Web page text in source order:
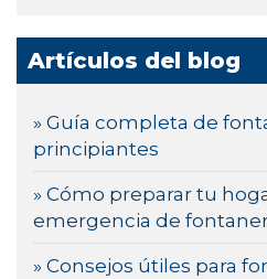
Artículos del blog
» Guía completa de
principiantes
» Cómo preparar tu
emergencia de
» Consejos útiles para